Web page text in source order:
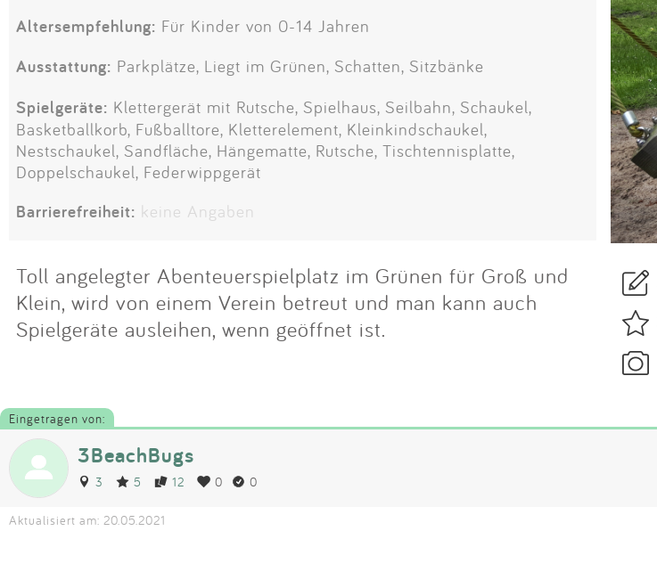
Altersempfehlung: Für Kinder von 0-14 Jahren
Ausstattung: Parkplätze, Liegt im Grünen, Schatten, Sitzbänke
Spielgeräte: Klettergerät mit Rutsche, Spielhaus, Seilbahn, Schaukel,
Basketballkorb, Fußballtore, Kletterelement, Kleinkindschaukel,
Nestschaukel, Sandfläche, Hängematte, Rutsche, Tischtennisplatte,
Doppelschaukel, Federwippgerät
Barrierefreiheit: keine Angaben
Toll angelegter Abenteuerspielplatz im Grünen für Groß und
Klein, wird von einem Verein betreut und man kann auch
Spielgeräte ausleihen, wenn geöffnet ist.
Eingetragen von:
3BeachBugs
3 5 12 0 0
Aktualisiert am: 20.05.2021